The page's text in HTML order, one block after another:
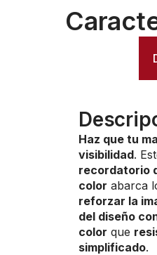
Haz que tu
visibilidad.
recordatorio
color abarca
reforzar la
del diseño
color que
simplificado.